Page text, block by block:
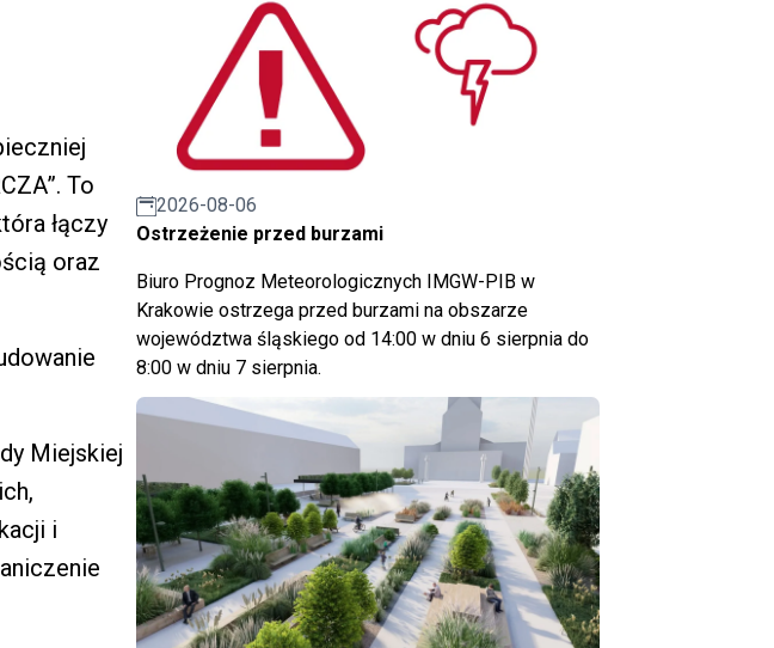
To
łączy
oraz
Miejskiej
i
2026-08-06
Ostrzeżenie przed burzami
Biuro Prognoz Meteorologicznych IMGW-PIB w
Krakowie ostrzega przed burzami na obszarze
województwa śląskiego od 14:00 w dniu 6 sierpnia do
8:00 w dniu 7 sierpnia.